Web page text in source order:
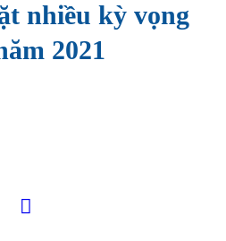
nhiều kỳ vọng
2021